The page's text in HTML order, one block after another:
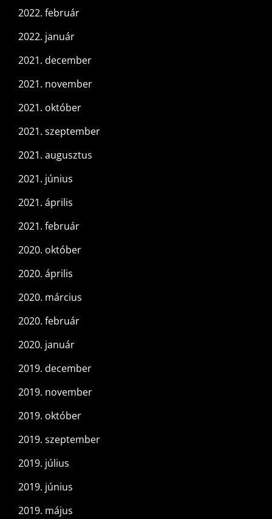
2022. február
2022. január
2021. december
2021. november
2021. október
2021. szeptember
2021. augusztus
2021. június
2021. április
2021. február
2020. október
2020. április
2020. március
2020. február
2020. január
2019. december
2019. november
2019. október
2019. szeptember
2019. július
2019. június
2019. május